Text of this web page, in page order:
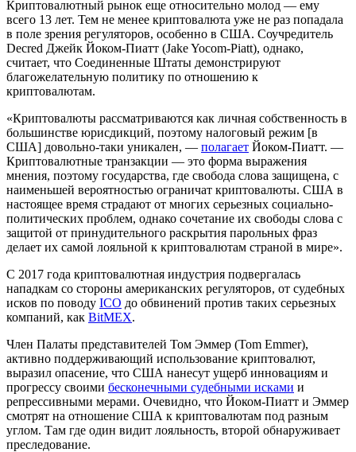
Криптовалютный рынок еще относительно молод — ему
всего 13 лет. Тем не менее криптовалюта уже не раз попадала
в поле зрения регуляторов, особенно в США. Соучредитель
Decred Джейк Йоком-Пиатт (Jake Yocom-Piatt), однако,
считает, что Соединенные Штаты демонстрируют
благожелательную политику по отношению к
криптовалютам.
«Криптовалюты рассматриваются как личная собственность в
большинстве юрисдикций, поэтому налоговый режим [в
США] довольно-таки уникален, — полагает Йоком-Пиатт. —
Криптовалютные транзакции — это форма выражения
мнения, поэтому государства, где свобода слова защищена, с
наименьшей вероятностью ограничат криптовалюты. США в
настоящее время страдают от многих серьезных социально-
политических проблем, однако сочетание их свободы слова с
защитой от принудительного раскрытия парольных фраз
делает их самой лояльной к криптовалютам страной в мире».
С 2017 года криптовалютная индустрия подвергалась
нападкам со стороны американских регуляторов, от судебных
исков по поводу ICO до обвинений против таких серьезных
компаний, как BitMEX.
Член Палаты представителей Том Эммер (Tom Emmer),
активно поддерживающий использование криптовалют,
выразил опасение, что США нанесут ущерб инновациям и
прогрессу своими бесконечными судебными исками и
репрессивными мерами. Очевидно, что Йоком-Пиатт и Эммер
смотрят на отношение США к криптовалютам под разным
углом. Там где один видит лояльность, второй обнаруживает
преследование.